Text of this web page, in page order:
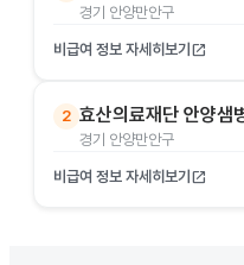
경기 안양만안구
비급여 정보 자세히보기 open_in_new
2 효산의료재단 안양샘
경기 안양만안구
비급여 정보 자세히보기 open_in_new